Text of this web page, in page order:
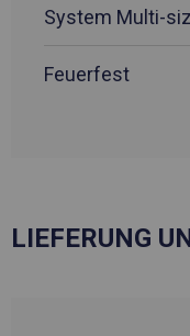
System Multi-
Feuerfest
LIEFERUNG